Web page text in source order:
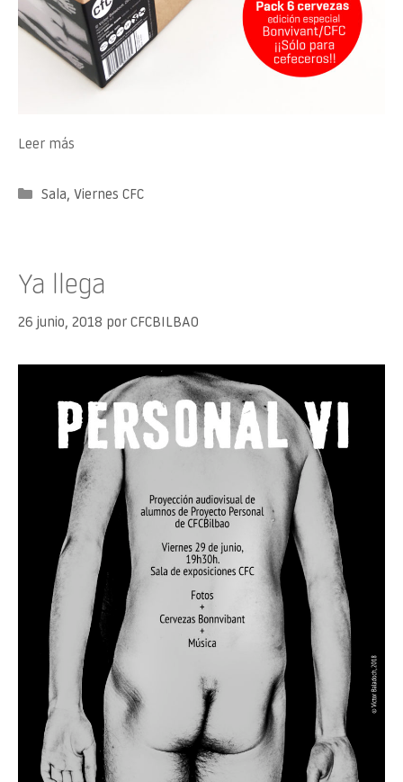
Leer más
Categorías
Sala, Viernes CFC
Ya llega
26 junio, 2018 por CFCBILBAO